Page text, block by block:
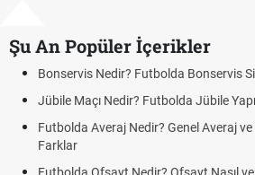
Şu An Popüler İçerikler
Bonservis Nedir? Futbolda Bonservis
Jübile Maçı Nedir? Futbolda Jübile
Futbolda Averaj Nedir? Genel Averaj
Farklar